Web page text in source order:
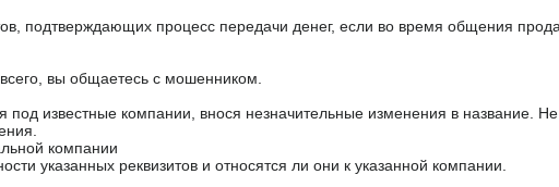
подтверждающих процесс передачи денег, если во время общения
вы общаетесь с мошенником.
под известные компании, внося незначительные изменения в название.
компании
указанных реквизитов и относятся ли они к указанной компании.